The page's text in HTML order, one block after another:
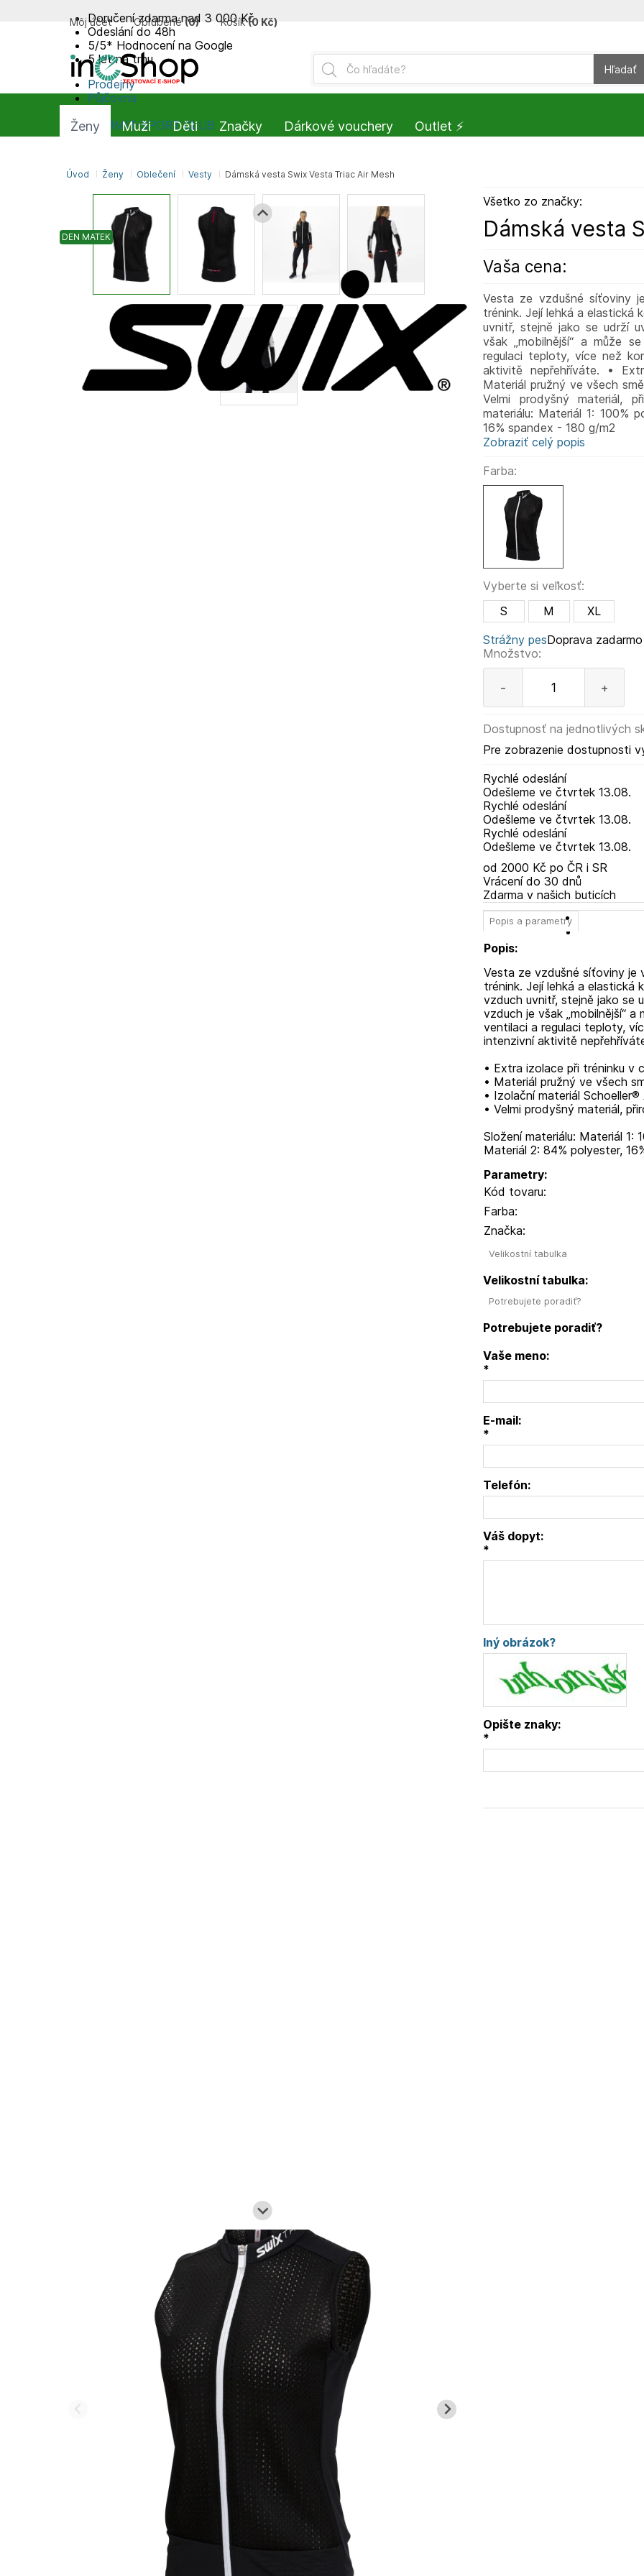
DEN MATEK
Všetko zo značky:
Dámská vesta
Vaša cena:
Vesta ze vzdušné síťoviny
trénink. Její lehká a elastická
uvnitř, stejně jako se udrží
však „mobilnější“ a může
regulaci teploty, více než
aktivitě nepřehříváte. •
Materiál pružný ve všech
Velmi prodyšný materiál,
materiálu: Materiál 1: 100%
16% spandex - 180 g/m2
Zobraziť celý popis
Farba:
Vyberte si veľkosť:
S
M
XL
Strážny pes
Množstvo:
- +
Dostupnosť na jednotlivých
Pre zobrazenie dostupnosti
Rychlé odeslání
Odešleme ve čtvrtek13.08.
Rychlé odeslání
Odešleme ve čtvrtek13.08.
Rychlé odeslání
Odešleme ve čtvrtek13.08.
Doprava zadarmo
od 2000 Kč po ČR i SR
Vrácení do 30 dnů
Zdarma v našich buticích
Popis a parametry
Popis:
Vesta ze vzdušné síťoviny je
trénink. Její lehká a elastická
vzduch uvnitř, stejně jako se
vzduch je však „mobilnější“
ventilaci a regulaci teploty,
intenzivní aktivitě
• Extra izolace při tréninku v
• Materiál pružný ve všech
• Izolační materiál Schoeller®
• Velmi prodyšný materiál,
Složení materiálu: Materiál 1:
Materiál 2: 84% polyester,
Parametry:
Kód tovaru:
Farba:
Značka:
Velikostní tabulka
Velikostní tabulka:
Potrebujete poradiť?
Potrebujete poradiť?
Vaše meno:
*
E-mail:
*
Telefón:
Váš dopyt:
*
Iný obrázok?
Opište znaky:
*
Doručení zdarma nad 3 000 Kč
Odeslání do 48h
5/5* Hodnocení na Google
5 let na trhu
Prodejny
Půjčovna
SUMMIT-SPORT CLUB
Hľadať
Môj účet Obľúbené (0) Košík (0 Kč)
Úvod Ženy Oblečení Vesty Dámská vesta Swix Vesta Triac Air Mesh
Ženy Muži Děti Značky Dárkové vouchery Outlet ⚡️